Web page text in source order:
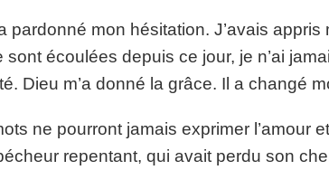
pardonné mon hésitation. J’avais
sont écoulées depuis ce jour, je n’ai
Dieu m’a donné la grâce. Il a changé
ne pourront jamais exprimer l’amour
repentant, qui avait perdu son